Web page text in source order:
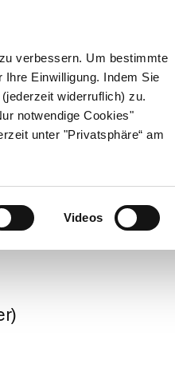
verbessern. Um bestimmte
Einwilligung. Indem Sie
widerruflich) zu.
notwendige Cookies"
unter "Privatsphäre“ am
Videos
Gesund leben